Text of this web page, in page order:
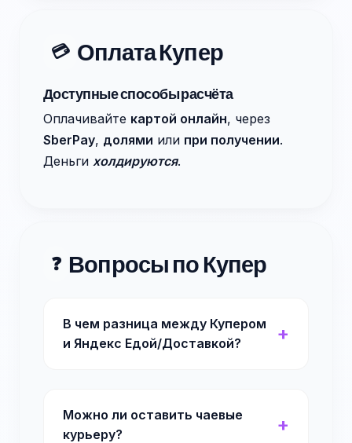
💳 Оплата Купер
Доступные способы расчёта
Оплачивайте картой онлайн, через
SberPay, долями или при получении.
Деньги холдируются.
❓ Вопросы по Купер
В чем разница между Купером
и Яндекс Едой/Доставкой?
Можно ли оставить чаевые
курьеру?